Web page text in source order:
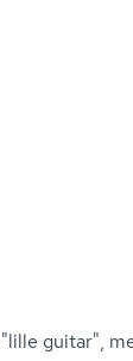
guitar",